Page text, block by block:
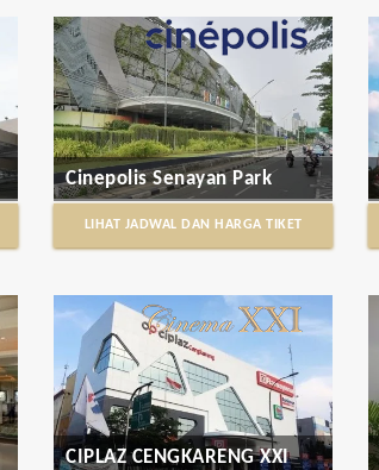
Cinepolis Senayan Park
LIHAT JADWAL DAN HARGA TIKET
CIPLAZ CENGKARENG XXI